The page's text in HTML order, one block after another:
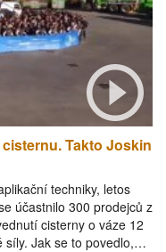
Takto Joskin
techniky, letos
účastnilo 300 prodejců z
cisterny o váze 12
síly. Jak se to povedlo,…